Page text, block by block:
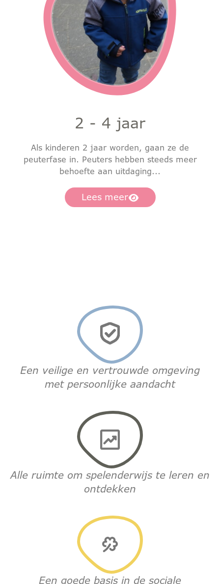
2 - 4 jaar
Als kinderen 2 jaar worden, gaan ze de
peuterfase in. Peuters hebben steeds meer
behoefte aan uitdaging...
Lees meer
Een veilige en vertrouwde omgeving
met persoonlijke aandacht
Alle ruimte om spelenderwijs te leren en
ontdekken
Een goede basis in de sociale